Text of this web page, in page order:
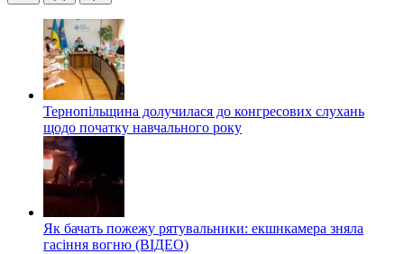
ОстанніПопулярні
Теги
Тернопільщина долучилася до конгресових слухань
щодо початку навчального року
Як бачать пожежу рятувальники: екшнкамера зняла
гасіння вогню (ВІДЕО)